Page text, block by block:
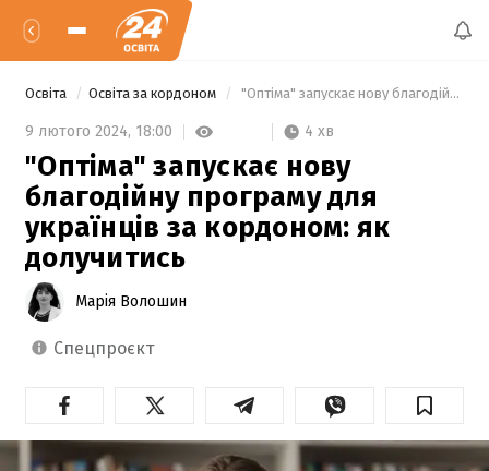
Освіта Освіта за кордоном "Оптіма" запускає нову благодійну програму для українців за кордоном: як долучитись
9 лютого 2024, 18:00 4 хв
"Оптіма" запускає нову
благодійну програму для
українців за кордоном: як
долучитись
Марія Волошин
спецпроєкт